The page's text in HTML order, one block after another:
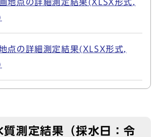
地点の詳細測定結果(XLSX形式,
点の詳細測定結果(XLSX形式,
質測定結果（採水日：令